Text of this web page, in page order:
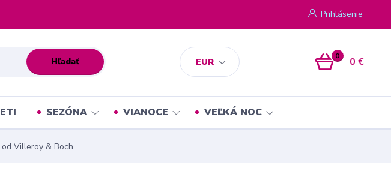
EUR
Prihlásenie
Hľadať 0 0 €
SEZÓNA VIANOCE VEĽKÁ NOC
Villeroy & Boch